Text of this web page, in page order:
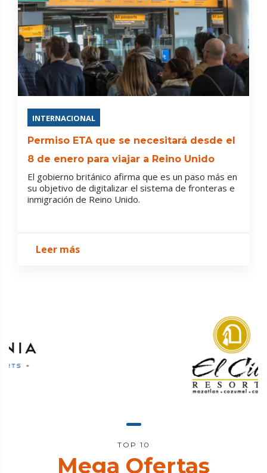
INTERNACIONAL
Permiso ETA que se necesitará desde el
8 de enero para viajar a Reino Unido
El gobierno británico afirma que es un paso más en
su objetivo de digitalizar el sistema de fronteras e
inmigración de Reino Unido.
Leer más
TOP 10
Mega Ofertas